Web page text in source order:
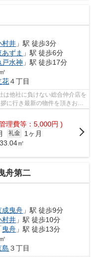
村井 」駅 徒歩3分
あずま 」駅 徒歩6分
戸水神 」駅 徒歩17分
花４丁目
は他社に負けない総合仲介店を
に行き最新の物件を頂きお客
理費等：5,000円 )
礼金
1ヶ月
㎡
舟第二
成曳舟 」駅 徒歩9分
村井 」駅 徒歩10分
曳舟 」駅 徒歩13分
島 ３丁目